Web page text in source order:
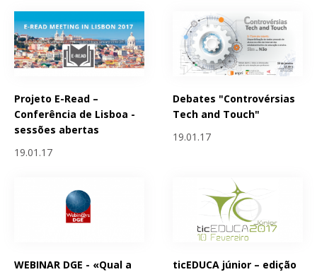
Projeto E-Read –
Conferência de Lisboa -
sessões abertas
19.01.17
Debates "Controvérsias
Tech and Touch"
19.01.17
WEBINAR DGE - «Qual a
ticEDUCA júnior – edição